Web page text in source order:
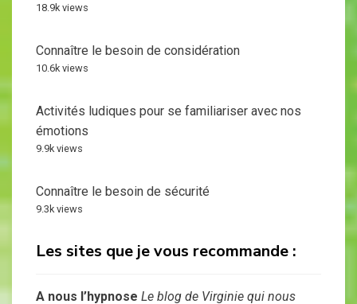
18.9k views
Connaître le besoin de considération
10.6k views
Activités ludiques pour se familiariser avec nos
émotions
9.9k views
Connaître le besoin de sécurité
9.3k views
Les sites que je vous recommande :
A nous l’hypnose Le blog de Virginie qui nous